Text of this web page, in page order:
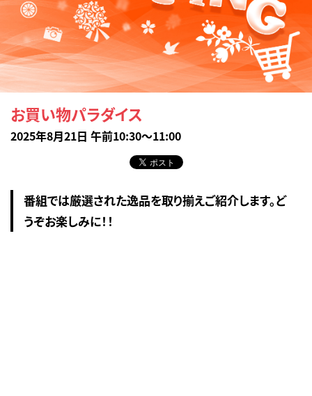
お買い物パラダイス
2025年8月21日 午前10:30～11:00
番組では厳選された逸品を取り揃えご紹介します。ど
うぞお楽しみに！！